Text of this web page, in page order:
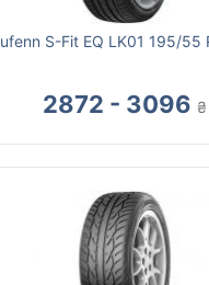
S-Fit EQ LK01 195/55
2872 - 3096 ₴